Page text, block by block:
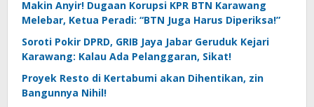
Makin Anyir! Dugaan Korupsi KPR BTN Karawang
Melebar, Ketua Peradi: “BTN Juga Harus Diperiksa!”
Soroti Pokir DPRD, GRIB Jaya Jabar Geruduk Kejari
Karawang: Kalau Ada Pelanggaran, Sikat!
Proyek Resto di Kertabumi akan Dihentikan, zin
Bangunnya Nihil!